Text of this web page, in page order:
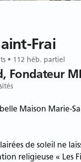
Frai
• 112 héb. partiel
Fondateur
Maison Marie-
de soleil ne
religieuse «